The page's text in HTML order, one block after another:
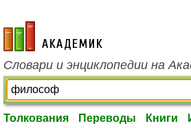
academic.ru
Словари и энциклопедии на
Толкования Переводы Книги